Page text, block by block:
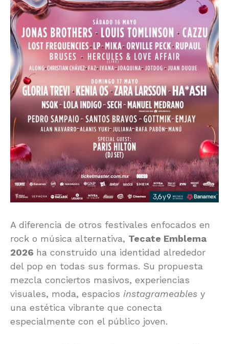
A diferencia de otros festivales enfocados en
rock o música alternativa, Tecate Emblema
2026 ha construido una identidad alrededor
del pop en todas sus formas. Su propuesta
mezcla conciertos masivos, experiencias
visuales, moda, espacios instagrameables y
una estética vibrante que conecta
especialmente con el público joven.